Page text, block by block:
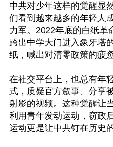
中共对少年这样的觉醒显
们看到越来越多的年轻人
力军。2022年底的白纸革
跨出中学大门进入象牙塔
纸，喊出对清零政策的疲
在社交平台上，也总有年
式，质疑官方叙事、分享
射影的视频。这种觉醒让
利用青年发动运动，窃政
运动更是让中共钉在历史